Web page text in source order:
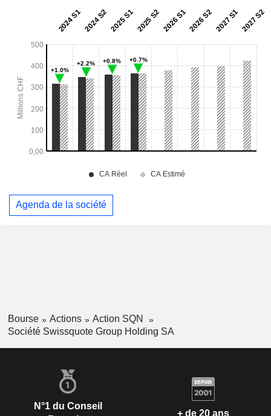
Agenda de la société
Bourse Actions
Action SQN
Société Swissquote Group Holding SA
N°1 du Conseil
+ de 20 ans